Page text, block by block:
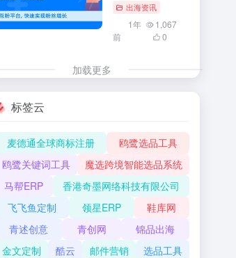
出海资讯
1年
前
1,067
0
加载更多
标签云
麦德通全球商标注册
鸥鹭选品工具
鸥鹭关键词工具
魔选跨境智能选品系统
马帮ERP
香港奇墨网络科技有限公司
飞飞鱼定制
领星ERP
鞋库网
青述创意
青创网
锦品出海
金文定制
酷云 邮件营销
选品工具